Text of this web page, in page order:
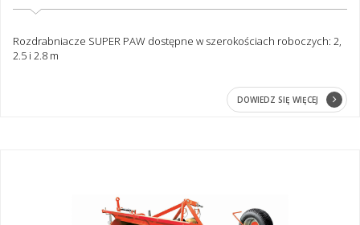
Rozdrabniacze SUPER PAW dostępne w szerokościach roboczych: 2,
2.5 i 2.8 m
DOWIEDZ SIĘ WIĘCEJ